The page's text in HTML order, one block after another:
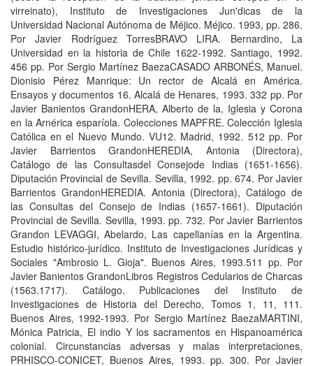
virreinato), Instituto de Investigaciones Jun'dicas de la
Universidad Nacional Autónoma de Méjico. Méjico. 1993, pp. 286.
Por Javier Rodríguez TorresBRAVO LIRA. Bernardino, La
Universidad en la historia de Chile 1622-1992. Santiago, 1992.
456 pp. Por Sergio Martínez BaezaCASADO ARBONÉS, Manuel.
Dionisio Pérez Manrique: Un rector de Alcalá en América.
Ensayos y documentos 16. Alcalá de Henares, 1993. 332 pp. Por
Javier Banientos GrandonHERA, Alberto de la, Iglesia y Corona
en la Arnérica esparíola. Colecciones MAPFRE. Colección Iglesia
Católica en el Nuevo Mundo. VU12. Madrid, 1992. 512 pp. Por
Javier Barrientos GrandonHEREDIA, Antonia (Directora),
Catálogo de las Consultasdel Consejode Indias (1651-1656).
Diputación Provincial de Sevilla. Sevilla, 1992. pp. 674. Por Javier
Barrientos GrandonHEREDIA. Antonia (Directora), Catálogo de
las Consultas del Consejo de Indias (1657-1661). Diputación
Provincial de Sevilla. Sevilla, 1993. pp. 732. Por Javier Barrientos
Grandon LEVAGGI, Abelardo, Las capellanías en la Argentina.
Estudio histórico-jurídico. Instituto de Investigaciones Jurídicas y
Sociales "Ambrosio L. Gioja". Buenos Aires, 1993.511 pp. Por
Javier Banientos GrandonLibros Registros Cedularios de Charcas
(1563.1717). Catálogo. Publicaciones del Instituto de
Investigaciones de Historia del Derecho, Tomos 1, 11, 111.
Buenos Aires, 1992-1993. Por Sergio Martínez BaezaMARTINI,
Mónica Patricia, El indio Y los sacramentos en Hispanoamérica
colonial. Circunstancias adversas y malas interpretaciones,
PRHISCO-CONICET, Buenos Aires, 1993. pp. 300. Por Javier